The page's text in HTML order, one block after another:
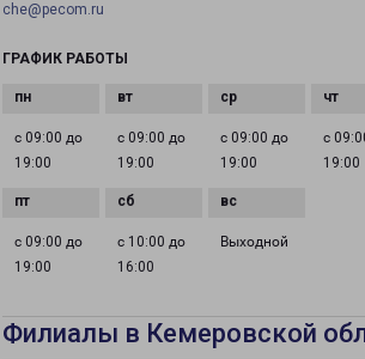
che@pecom.ru
ГРАФИК РАБОТЫ
с 09:00 до
19:00
с 09:00 до
19:00
с 09:00 до
19:00
с
19:00
с 09:00 до
19:00
с 10:00 до
16:00
Выходной
Филиалы в Кемеровской